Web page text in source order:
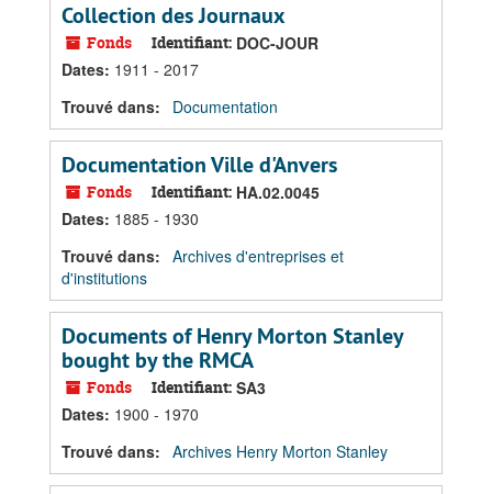
Collection des Journaux
Fonds Identifiant: DOC-JOUR
Dates: 1911 - 2017
Trouvé dans:
Documentation
Documentation Ville d'Anvers
Fonds Identifiant: HA.02.0045
Dates: 1885 - 1930
Trouvé dans: Archives d'entreprises et
d'institutions
Documents of Henry Morton Stanley
bought by the RMCA
Fonds Identifiant: SA3
Dates: 1900 - 1970
Trouvé dans: Archives Henry Morton Stanley